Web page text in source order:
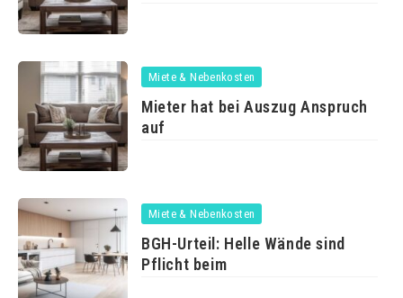
Miete & Nebenkosten
Mieter hat bei Auszug Anspruch
auf
Miete & Nebenkosten
BGH-Urteil: Helle Wände sind
Pflicht beim